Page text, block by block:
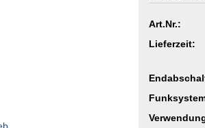
Art.Nr.:
Lieferzeit: